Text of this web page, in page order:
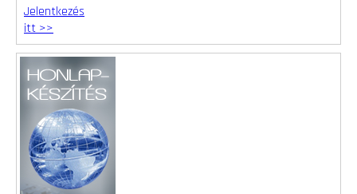
Jelentkezés
itt >>